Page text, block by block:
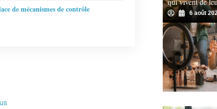
de mécanismes de contrôle
6 août